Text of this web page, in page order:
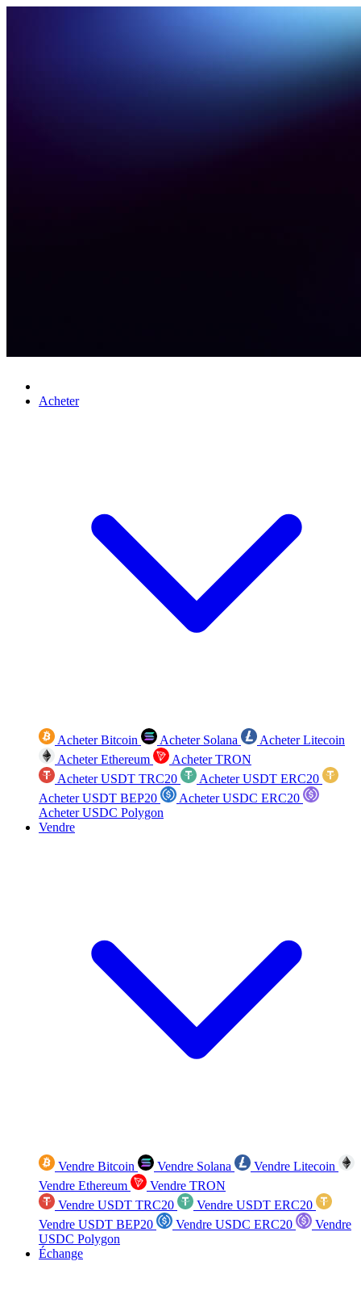
Acheter
Acheter Bitcoin Acheter Solana
Acheter Litecoin
Acheter Ethereum
Acheter TRON
Acheter USDT TRC20
Acheter USDT ERC20
Acheter USDT BEP20
Acheter USDC ERC20
Acheter USDC Polygon
Vendre
Vendre Bitcoin Vendre Solana
Vendre Litecoin
Vendre Ethereum
Vendre TRON
Vendre USDT TRC20
Vendre USDT ERC20
Vendre USDT BEP20
Vendre USDC ERC20
Vendre
USDC Polygon
Échange